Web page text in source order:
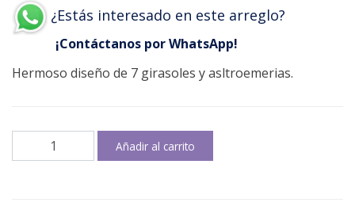
¿Estás interesado en este arreglo?
¡Contáctanos por WhatsApp!
Hermoso diseño de 7 girasoles y asltroemerias.
Sunshine
Everyday
Añadir al carrito